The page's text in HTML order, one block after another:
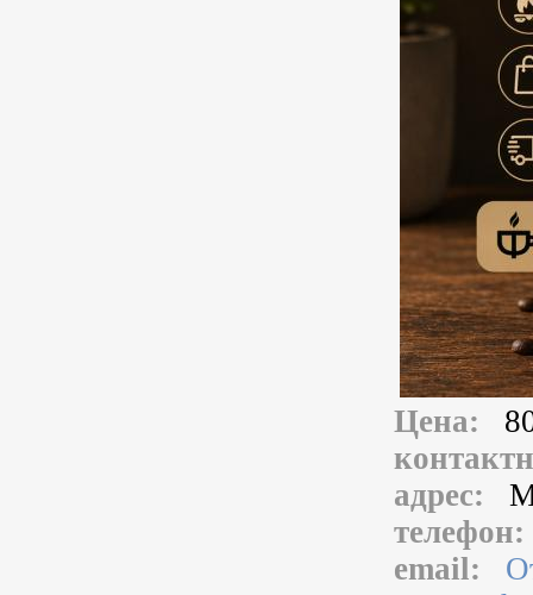
Цена:
адрес:
email: